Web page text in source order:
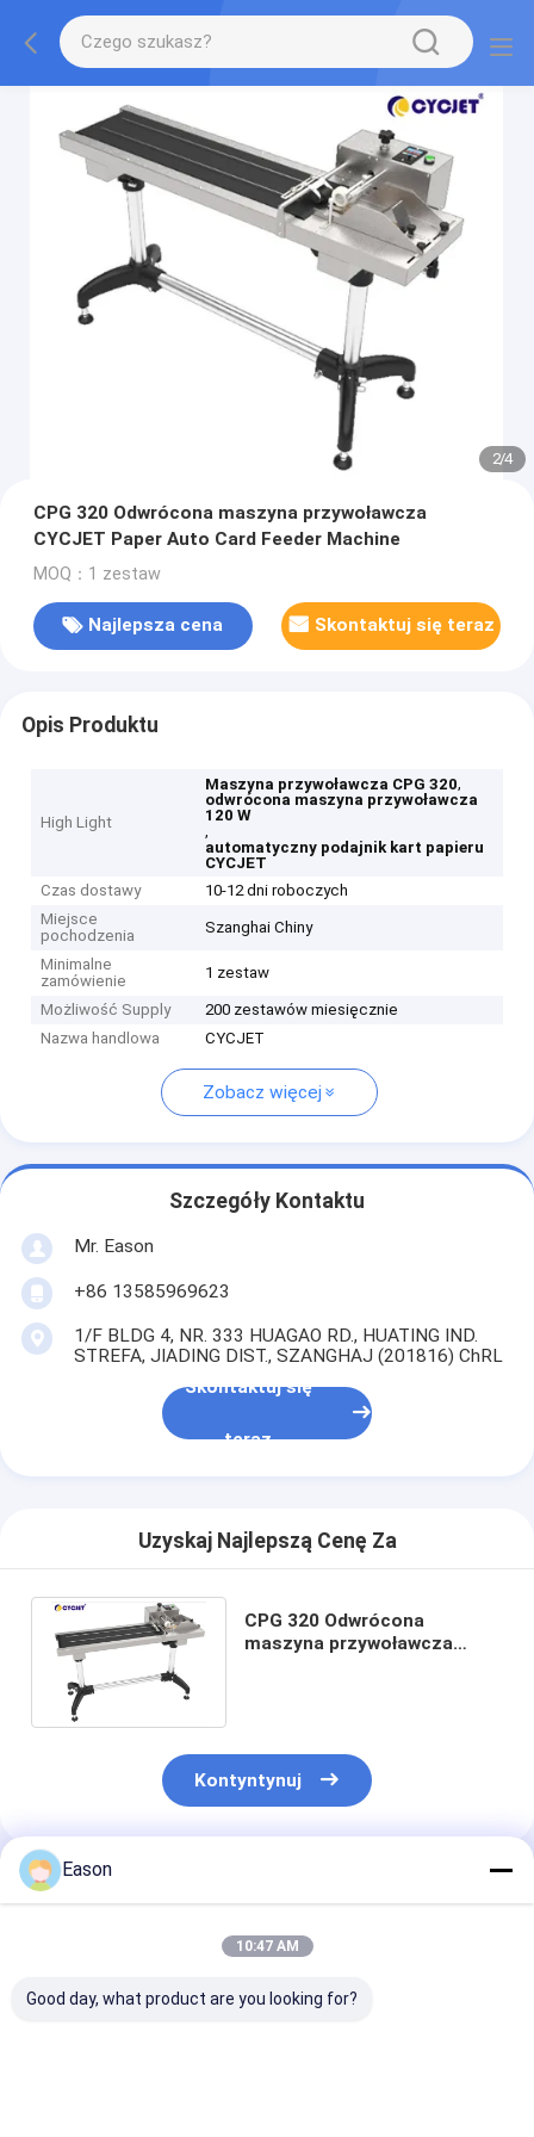
2/4
CPG 320 Odwrócona maszyna przywoławcza
CYCJET Paper Auto Card Feeder Machine
MOQ：1 zestaw
Najlepsza cena Skontaktuj się teraz
Opis Produktu
High Light
Maszyna przywoławcza CPG 320,
odwrócona maszyna przywoławcza
120 W
,
automatyczny podajnik kart papieru
CYCJET
Czas dostawy
10-12 dni roboczych
Miejsce
pochodzenia
Szanghai Chiny
Minimalne
zamówienie
1 zestaw
Możliwość Supply
200 zestawów miesięcznie
Nazwa handlowa
CYCJET
Zobacz więcej
Szczegóły Kontaktu
Mr. Eason
+86 13585969623
1/F BLDG 4, NR. 333 HUAGAO RD., HUATING IND.
STREFA, JIADING DIST., SZANGHAJ (201816) ChRL
Skontaktuj się
teraz
Uzyskaj Najlepszą Cenę Za
CPG 320 Odwrócona
maszyna przywoławcza
Kontyntynuj
Polecane Produkty
Eason
10:47 AM
Good day, what product are you looking for?